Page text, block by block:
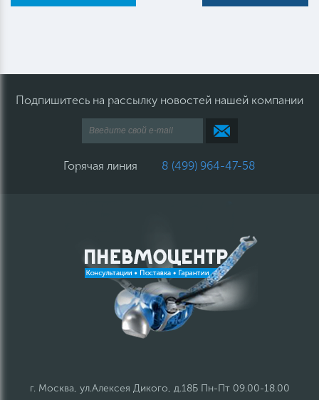
Подпишитесь на рассылку новостей нашей компании
Горячая линия 8 (499) 964-47-58
г. Москва, ул.Алексея Дикого, д.18Б Пн-Пт 09.00-18.00